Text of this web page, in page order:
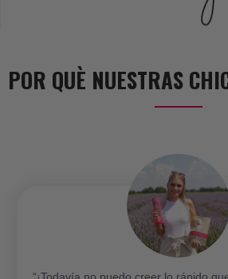
POR QUÈ NUESTRAS